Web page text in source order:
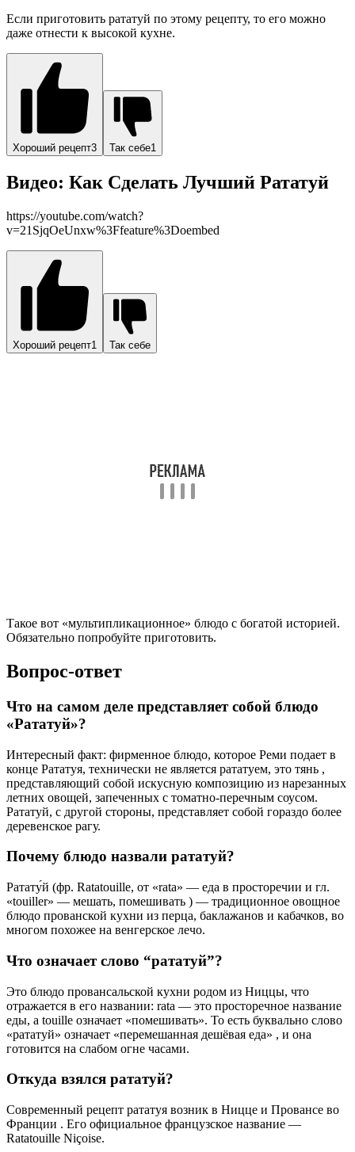
Если приготовить рататуй по этому рецепту, то его можно
даже отнести к высокой кухне.
Хороший рецепт3 Так себе1
Видео: Как Сделать Лучший Рататуй
https://youtube.com/watch?
v=21SjqOeUnxw%3Ffeature%3Doembed
Хороший рецепт1 Так себе
Ратату́й (фр. Ratatouille, от «rata» — еда в просторечии и гл.
блюдо прованской кухни из перца, баклажанов и кабачков, во
многом похожее на венгерское лечо.
Что означает слово “рататуй”?
отражается в его названии: rata — это просторечное название
еды, а touille означает «помешивать». То есть буквально слово
«рататуй» означает «перемешанная дешёвая еда» , и она
готовится на слабом огне часами.
Откуда взялся рататуй?
Современный рецепт рататуя возник в Ницце и Провансе во
Ratatouille Niçoise.
Советы
СОВЕТ №1
Перед тем как готовить рататуй, убедитесь, что у вас есть все
необходимые ингредиенты. Используйте свежие овощи, такие
как баклажаны, кабачки, перцы и помидоры, чтобы блюдо
получилось насыщенным и ароматным. Также не забудьте о
свежих травах, таких как базилик и тимьян, которые придадут
СОВЕТ №2
Приготовление рататуя можно адаптировать под свои
предпочтения. Если вы хотите сделать блюдо более сытным,
добавьте к овощам немного мяса или рыбы. Также можно